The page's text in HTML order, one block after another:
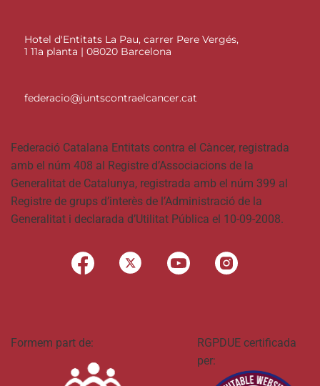
Hotel d'Entitats La Pau, carrer Pere Vergés,
1 11a planta | 08020 Barcelona
federacio@juntscontraelcancer.cat
Federació Catalana Entitats contra el Càncer, registrada
amb el núm 408 al Registre d’Associacions de la
Generalitat de Catalunya, registrada amb el núm 399 al
Registre de grups d’interès de l’Administració de la
Generalitat i declarada d’Utilitat Pública el 10-09-2008.
Formem part de:
RGPDUE certificada
per: